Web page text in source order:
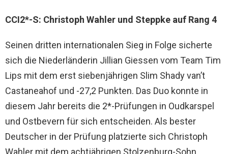
CCI2*-S: Christoph Wahler und Steppke auf Rang 4
Seinen dritten internationalen Sieg in Folge sicherte
sich die Niederländerin Jillian Giessen vom Team Tim
Lips mit dem erst siebenjährigen Slim Shady van’t
Castaneahof und -27,2 Punkten. Das Duo konnte in
diesem Jahr bereits die 2*-Prüfungen in Oudkarspel
und Ostbevern für sich entscheiden. Als bester
Deutscher in der Prüfung platzierte sich Christoph
Wahler mit dem achtjährigen Stolzenburg-Sohn